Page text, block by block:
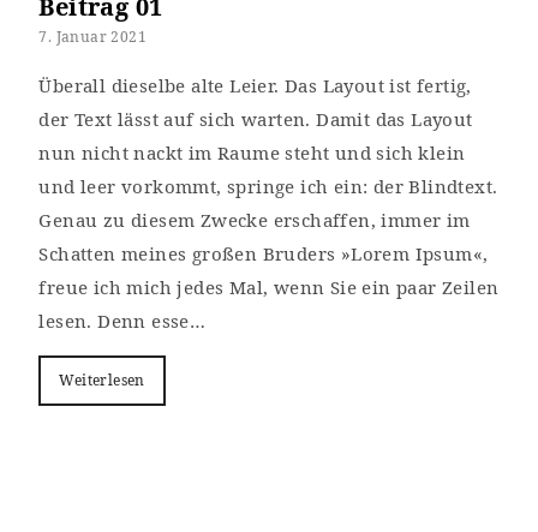
Beitrag 01
7. Januar 2021
Überall dieselbe alte Leier. Das Layout ist fertig,
der Text lässt auf sich warten. Damit das Layout
nun nicht nackt im Raume steht und sich klein
und leer vorkommt, springe ich ein: der Blindtext.
Genau zu diesem Zwecke erschaffen, immer im
Schatten meines großen Bruders »Lorem Ipsum«,
freue ich mich jedes Mal, wenn Sie ein paar Zeilen
lesen. Denn esse…
Weiterlesen